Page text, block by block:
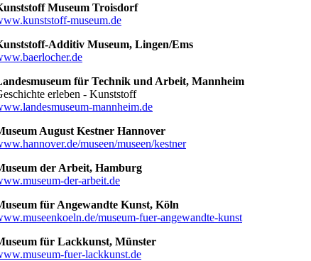
Museum Troisdorf
museum.de
Additiv Museum, Lingen/Ems
für Technik und Arbeit, Mannheim
erleben - Kunststoff
mannheim.de
August Kestner Hannover
museen/museen/kestner
der Arbeit, Hamburg
der-arbeit.de
für Angewandte Kunst, Köln
museum-fuer-angewandte-kunst
für Lackkunst, Münster
fuer-lackkunst.de